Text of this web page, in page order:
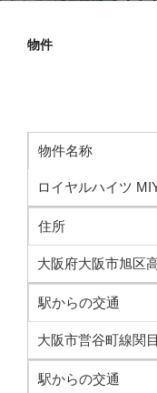
物件
物件名称
ロイヤルハイツ
住所
大阪府大阪市旭区
駅からの交通
大阪市営谷町線関
駅からの交通